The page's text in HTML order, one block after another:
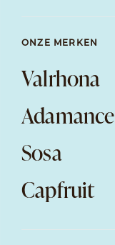
ONZE MERKEN
Valrhona
Adamance
Sosa
Capfruit